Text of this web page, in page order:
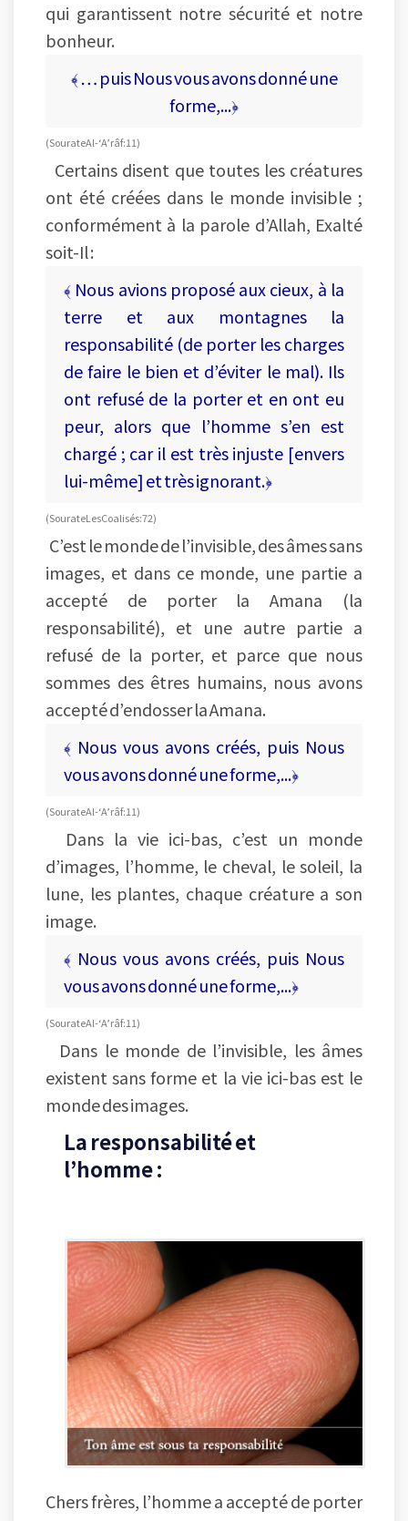
qui garantissent notre sécurité et notre
bonheur.
﴾ … puis Nous vous avons donné une
forme,...﴿
(Sourate Al-‘A’râf : 11)
Certains disent que toutes les créatures
ont été créées dans le monde invisible ;
conformément à la parole d’Allah, Exalté
soit-Il :
﴾ Nous avions proposé aux cieux, à la
terre et aux montagnes la
responsabilité (de porter les charges
de faire le bien et d’éviter le mal). Ils
ont refusé de la porter et en ont eu
peur, alors que l’homme s’en est
chargé ; car il est très injuste [envers
lui-même] et très ignorant.﴿
(Sourate Les Coalisés : 72)
C’est le monde de l’invisible, des âmes sans
images, et dans ce monde, une partie a
accepté de porter la Amana (la
responsabilité), et une autre partie a
refusé de la porter, et parce que nous
sommes des êtres humains, nous avons
accepté d’endosser la Amana.
﴾ Nous vous avons créés, puis Nous
vous avons donné une forme,...﴿
(Sourate Al-‘A’râf : 11)
Dans la vie ici-bas, c’est un monde
d’images, l’homme, le cheval, le soleil, la
lune, les plantes, chaque créature a son
image.
﴾ Nous vous avons créés, puis Nous
vous avons donné une forme,...﴿
(Sourate Al-‘A’râf : 11)
Dans le monde de l’invisible, les âmes
existent sans forme et la vie ici-bas est le
monde des images.
La responsabilité et
l’homme :
Chers frères, l’homme a accepté de porter